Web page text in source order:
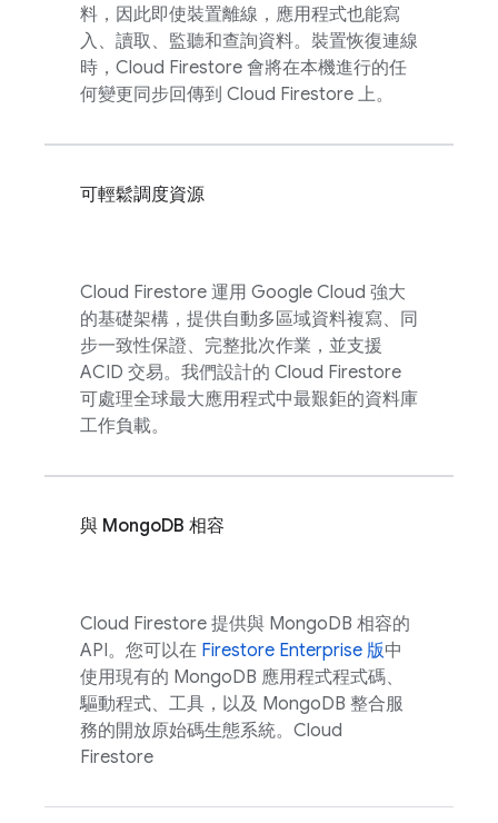
料，因此即使裝置離線，應用程式也能寫
入、讀取、監聽和查詢資料。裝置恢復連線
時， Cloud Firestore 會將在本機進行的任
何變更同步回傳到 Cloud Firestore 上。
可輕鬆調度資源
Cloud Firestore 運用 Google Cloud 強大
的基礎架構，提供自動多區域資料複寫、同
步一致性保證、完整批次作業，並支援
ACID 交易。我們設計的 Cloud Firestore
可處理全球最大應用程式中最艱鉅的資料庫
工作負載。
與 MongoDB 相容
Cloud Firestore 提供與 MongoDB 相容的
API。您可以在 Firestore Enterprise 版中
使用現有的 MongoDB 應用程式程式碼、
驅動程式、工具，以及 MongoDB 整合服
務的開放原始碼生態系統。 Cloud
Firestore